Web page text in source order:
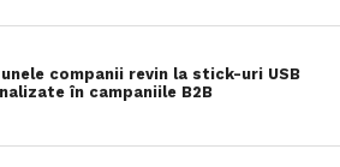
unele companii revin la stick-uri USB
în campaniile B2B